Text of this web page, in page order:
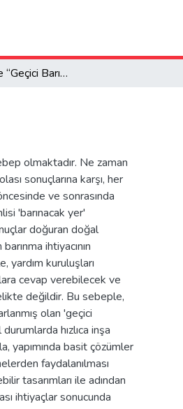
Shigeru Ban ve “Geçici Barınak” Kavramı
olmaktadır. Ne zaman
sonuçlarına karşı, her
ve sonrasında
'barınacak yer'
doğuran doğal
ihtiyacının
yardım kuruluşları
cevap verebilecek ve
değildir. Bu sebeple,
olan 'geçici
hızlıca inşa
yapımında basit çözümler
faydalanılması
tasarımları ile adından
ihtiyaçlar sonucunda